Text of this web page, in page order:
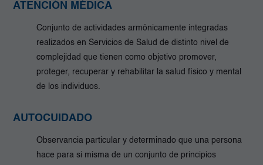
ATENCIÓN MÉDICA
Conjunto de actividades armónicamente integradas
realizados en Servicios de Salud de distinto nivel de
complejidad que tienen como objetivo promover,
proteger, recuperar y rehabilitar la salud físico y mental
de los individuos.
AUTOCUIDADO
Observancia particular y determinado que una persona
hace para si misma de un conjunto de principios